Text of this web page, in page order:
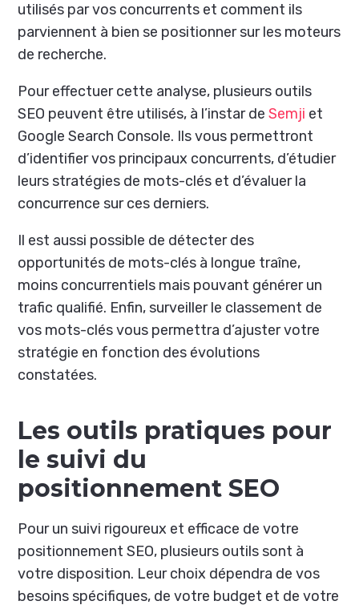
utilisés par vos concurrents et comment ils
parviennent à bien se positionner sur les moteurs
de recherche.
Pour effectuer cette analyse, plusieurs outils
SEO peuvent être utilisés, à l’instar deSemji et
Google Search Console. Ils vous permettront
d’identifier vos principaux concurrents, d’étudier
leurs stratégies de mots-clés et d’évaluer la
concurrence sur ces derniers.
Il est aussi possible de détecter des
opportunités de mots-clés à longue traîne,
moins concurrentiels mais pouvant générer un
trafic qualifié. Enfin, surveiller le classement de
vos mots-clés vous permettra d’ajuster votre
stratégie en fonction des évolutions
constatées.
Les outils pratiques pour
le suivi du
positionnement SEO
Pour un suivi rigoureux et efficace de votre
positionnement SEO, plusieurs outils sont à
votre disposition. Leur choix dépendra de vos
besoins spécifiques, de votre budget et de votre